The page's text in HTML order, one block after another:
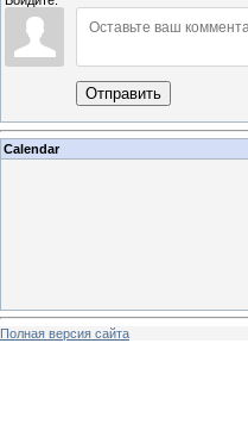
Отправить
Calendar
Полная версия сайта